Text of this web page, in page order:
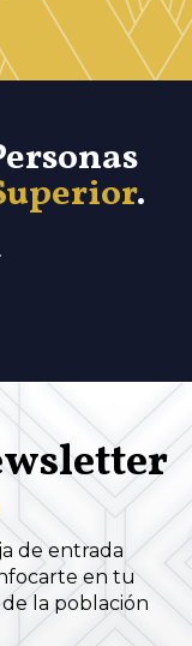
.
de entrada
en tu
de la población